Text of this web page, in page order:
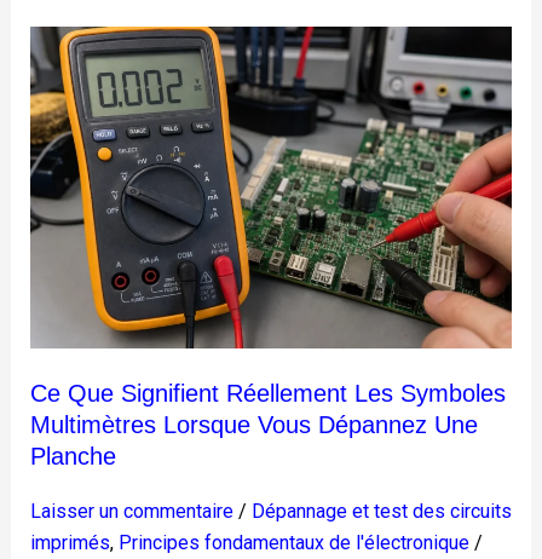
Ce Que Signifient Réellement Les Symboles
Multimètres Lorsque Vous Dépannez Une
Planche
Laisser un commentaire / Dépannage et test des circuits
imprimés, Principes fondamentaux de l'électronique/
Ce
que
signifient
réellement
les
symboles
multimètres
lorsque
dépannez
une
planche